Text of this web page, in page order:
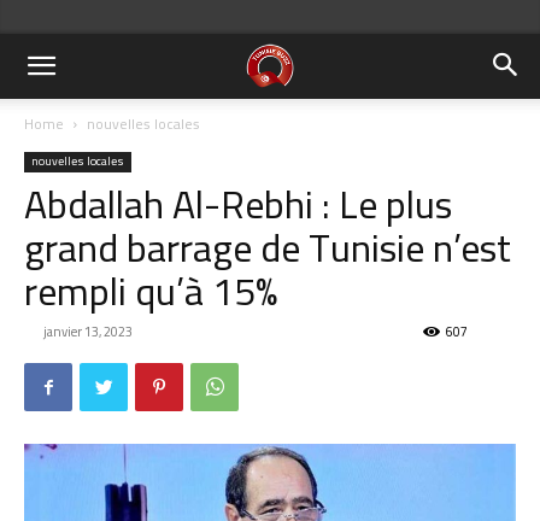
Home nouvelles locales
nouvelles locales
Abdallah Al-Rebhi : Le plus
grand barrage de Tunisie n’est
rempli qu’à 15%
janvier 13, 2023 607